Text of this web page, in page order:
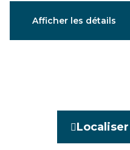
Afficher les détails